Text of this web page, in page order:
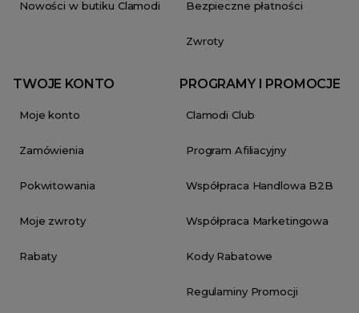
Nowości w butiku Clamodi Bezpieczne płatności
Zwroty
TWOJE KONTO
Moje konto
Zamówienia
Pokwitowania
Moje zwroty
Rabaty
PROGRAMY I PROMOCJE
Clamodi Club
Program Afiliacyjny
Współpraca Handlowa B2B
Współpraca Marketingowa
Kody Rabatowe
Regulaminy Promocji